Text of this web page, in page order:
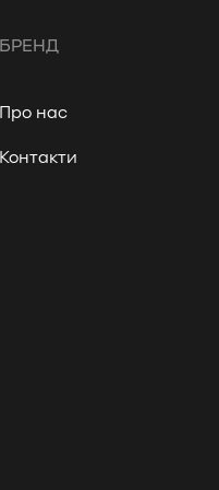
БРЕНД
Про нас
Контакти